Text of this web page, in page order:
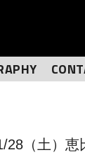
28（土）